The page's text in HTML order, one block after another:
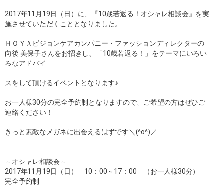
2017年11月19日（日）に、『10歳若返る！オシャレ相談会』を実
施させていただくこととなりました。
ＨＯＹＡビジョンケアカンパニー・ファッションディレクターの
向後 美保子さんをお招きし、「10歳若返る！」をテーマにいろい
ろなアドバイ
スをして頂けるイベントとなります♪
お一人様30分の完全予約制となりますので、ご希望の方はぜひご
連絡ください！
きっと素敵なメガネに出会えるはずです＼(^o^)／
～オシャレ相談会～
2017年11月19日（日） 10：00～17：00 （お一人様30分）
完全予約制